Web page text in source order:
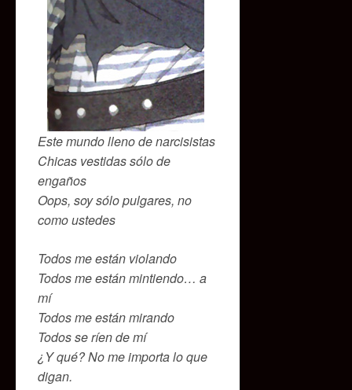
Este mundo lleno de narcisistas
Chicas vestidas sólo de
engaños
Oops, soy sólo pulgares, no
como ustedes
Todos me están violando
Todos me están mintiendo… a
mí
Todos me están mirando
Todos se ríen de mí
¿Y qué? No me importa lo que
digan.